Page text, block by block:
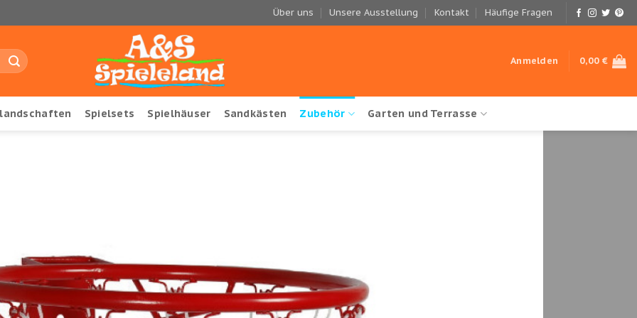
Über uns Unsere Ausstellung Kontakt Häufige Fragen
Anmelden 0,00€
Spielsets Spielhäuser Sandkästen Zubehör Garten und Terrasse